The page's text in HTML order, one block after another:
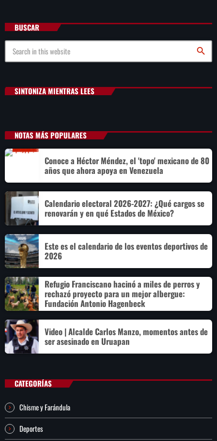
BUSCAR
search
SINTONIZA MIENTRAS LEES
NOTAS MÁS POPULARES
Conoce a Héctor Méndez, el 'topo' mexicano de 80
años que ahora apoya en Venezuela
Calendario electoral 2026-2027: ¿Qué cargos se
renovarán y en qué Estados de México?
Este es el calendario de los eventos deportivos de
2026
Refugio Franciscano hacinó a miles de perros y
rechazó proyecto para un mejor albergue:
Fundación Antonio Hagenbeck
Video | Alcalde Carlos Manzo, momentos antes de
ser asesinado en Uruapan
CATEGORÍAS
Chisme y Farándula
Deportes